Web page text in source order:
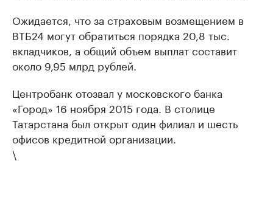
Ожидается, что за страховым возмещением в
ВТБ24 могут обратиться порядка 20,8 тыс.
вкладчиков, а общий объем выплат составит
около 9,95 млрд рублей.
Центробанк отозвал у московского банка
«Город» 16 ноября 2015 года. В столице
Татарстана был открыт один филиал и шесть
офисов кредитной организации.
\